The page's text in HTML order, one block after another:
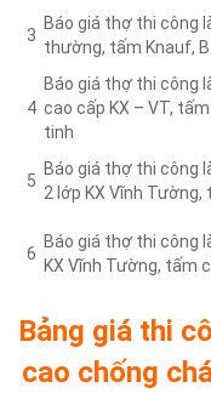
3
Báo giá thợ thi công
thường, tấm Knauf,
4
Báo giá thợ thi công
cao cấp KX – VT,
tinh
5
Báo giá thợ thi công
2 lớp KX Vĩnh
6
Báo giá thợ thi công
KX Vĩnh Tường, tấm
Bảng giá thi
cao chống